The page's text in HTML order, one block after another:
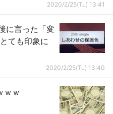
2020/2/25(Tu) 13:41
に言った「変
ても印象に
2020/2/25(Tu) 13:40
ｗｗ